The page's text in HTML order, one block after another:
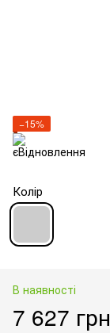
−15%
Колір
В наявності
7 627 грн